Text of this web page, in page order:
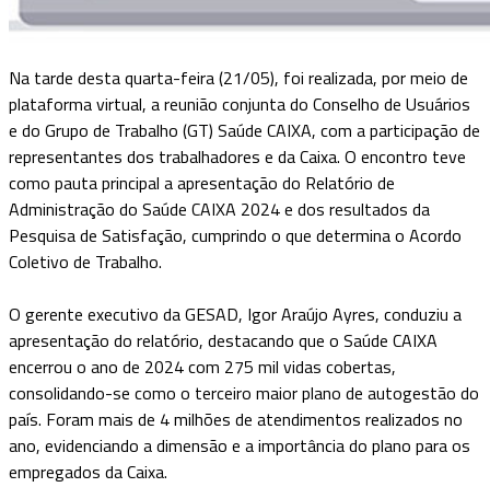
Na tarde desta quarta-feira (21/05), foi realizada, por meio de
plataforma virtual, a reunião conjunta do Conselho de Usuários
e do Grupo de Trabalho (GT) Saúde CAIXA, com a participação de
representantes dos trabalhadores e da Caixa. O encontro teve
como pauta principal a apresentação do Relatório de
Administração do Saúde CAIXA 2024 e dos resultados da
Pesquisa de Satisfação, cumprindo o que determina o Acordo
Coletivo de Trabalho.
O gerente executivo da GESAD, Igor Araújo Ayres, conduziu a
apresentação do relatório, destacando que o Saúde CAIXA
encerrou o ano de 2024 com 275 mil vidas cobertas,
consolidando-se como o terceiro maior plano de autogestão do
país. Foram mais de 4 milhões de atendimentos realizados no
ano, evidenciando a dimensão e a importância do plano para os
empregados da Caixa.